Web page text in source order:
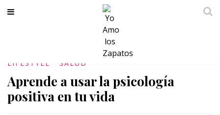
LIFESTYLE SALUD
Aprende a usar la psicología
positiva en tu vida